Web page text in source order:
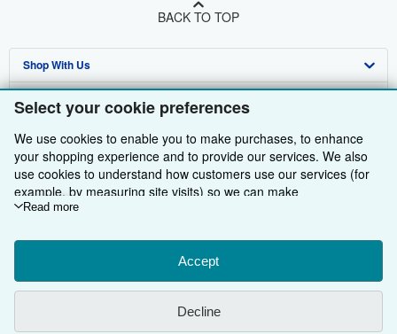
Select your cookie preferences
We use cookies to enable you to make purchases, to enhance
your shopping experience and to provide our services. We also
use cookies to understand how customers use our services (for
example, by measuring site visits) so we can make
improvements. If you agree, we'll also use third-party cookies to
Choose "Decline" to reject, or "Customise" to learn more. You can
change your choices at any time by visiting
To learn more about how cookies are used, please visit our
Cookie Notice.
personal information, please visit our
Read more
Accept
Decline
BACK TO TOP
Shop With Us
Advanced Search
Browse Collections
My Account
My Orders
Sell With Us
Start Selling
Join Our Affiliate Programme
Book Buyback
About Us
About AbeBooks
Media
Find Help
Help
Other AbeBooks Companies